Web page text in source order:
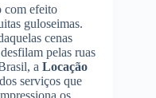
com efeito
guloseimas.
cenas
pelas ruas
a Locação
serviços que
os